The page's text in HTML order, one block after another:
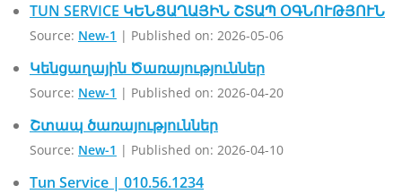
TUN SERVICE ԿԵՆՑԱՂԱՅԻՆ ՇՏԱՊ ՕԳՆՈՒԹՅՈՒՆ
Source: New-1 Published on: 2026-05-06
Կենցաղային Ծառայություններ
Source: New-1 Published on: 2026-04-20
Շտապ ծառայություններ
Source: New-1 Published on: 2026-04-10
Tun Service | 010.56.1234